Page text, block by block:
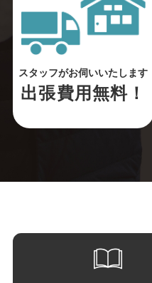
スタッフがお伺いいたします
出張費用無料！